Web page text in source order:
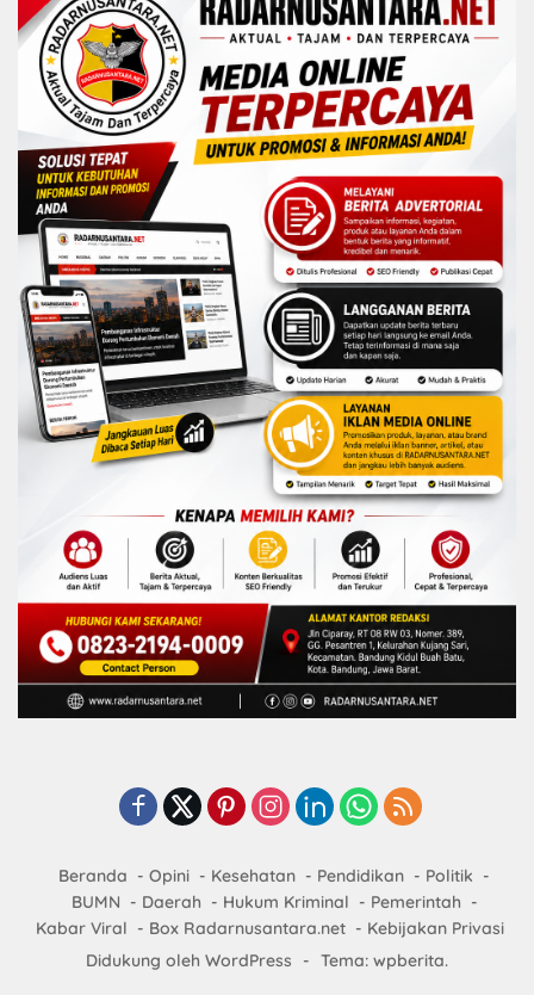
Beranda Opini Kesehatan Pendidikan
Politik
BUMN
Daerah Hukum Kriminal
Pemerintah
Kabar Viral
Box Radarnusantara.net
Kebijakan Privasi
Didukung oleh WordPress
- Tema: wpberita.